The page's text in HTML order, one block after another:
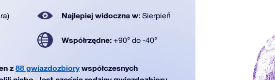
Najlepiej widoczna w: Sierpień
Współrzędne: +90° do -40°
z 88 gwiazdozbiorywspółczesnych